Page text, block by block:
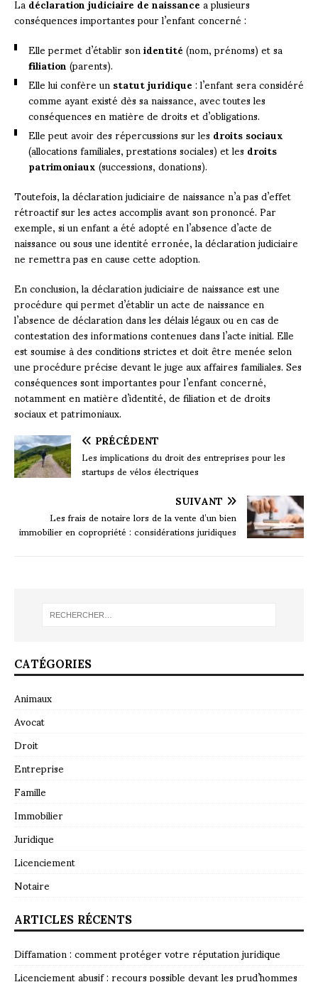
conséquences importantes pour l’enfant concerné :
Elle permet d’établir sonidentité(nom, prénoms) et sa
filiation(parents).
Elle lui confère unstatut juridique: l’enfant sera considéré
comme ayant existé dès sa naissance, avec toutes les
conséquences en matière de droits et d’obligations.
Elle peut avoir des répercussions sur lesdroits sociaux
(allocations familiales, prestations sociales) et lesdroits
patrimoniaux(successions, donations).
Toutefois, la déclaration judiciaire de naissance n’a pas d’effet
rétroactif sur les actes accomplis avant son prononcé. Par
exemple, si un enfant a été adopté en l’absence d’acte de
naissance ou sous une identité erronée, la déclaration judiciaire
ne remettra pas en cause cette adoption.
En conclusion, la déclaration judiciaire de naissance est une
procédure qui permet d’établir un acte de naissance en
l’absence de déclaration dans les délais légaux ou en cas de
contestation des informations contenues dans l’acte initial. Elle
est soumise à des conditions strictes et doit être menée selon
une procédure précise devant le juge aux affaires familiales. Ses
conséquences sont importantes pour l’enfant concerné,
notamment en matière d’identité, de filiation et de droits
sociaux et patrimoniaux.
PRÉCÉDENT
Les implications du droit des entreprises pour les
startups de vélos électriques
SUIVANT
Les frais de notaire lors de la vente d’un bien
immobilier en copropriété : considérations juridiques
CATÉGORIES
Animaux
Avocat
Droit
Entreprise
Famille
Immobilier
Juridique
Licenciement
Notaire
ARTICLES RÉCENTS
Diffamation : comment protéger votre réputation juridique